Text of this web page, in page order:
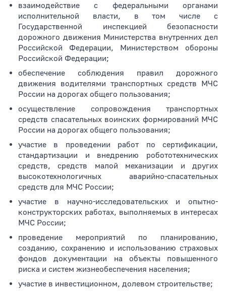
взаимодействие с федеральными органами
исполнительной власти, в том числе с
Государственной инспекцией безопасности
дорожного движения Министерства внутренних дел
Российской Федерации, Министерством обороны
Российской Федерации;
обеспечение соблюдения правил дорожного
движения водителями транспортных средств МЧС
России на дорогах общего пользования;
осуществление сопровождения транспортных
средств спасательных воинских формирований МЧС
России на дорогах общего пользования;
участие в проведении работ по сертификации,
стандартизации и внедрению робототехнических
средств, средств малой механизации и других
высокотехнологичных аварийно-спасательных
средств для МЧС России;
участие в научно-исследовательских и опытно-
конструкторских работах, выполняемых в интересах
МЧС России;
проведение мероприятий по планированию,
созданию, сохранению и использованию страховых
фондов документации на объекты повышенного
риска и систем жизнеобеспечения населения;
участие в инвестиционном, долевом строительстве;